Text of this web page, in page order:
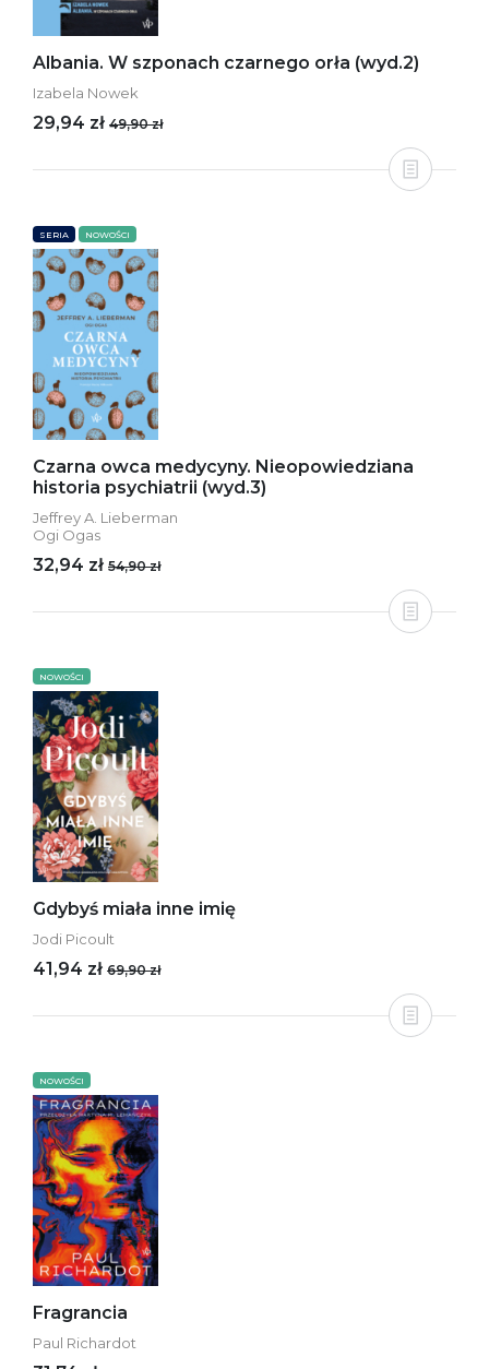
Albania. W szponach czarnego orła (wyd.2)
Izabela Nowek
29,94 zł 49,90 zł
SERIA NOWOŚCI
Czarna owca medycyny. Nieopowiedziana
historia psychiatrii (wyd.3)
Jeffrey A. Lieberman
Ogi Ogas
32,94 zł 54,90 zł
NOWOŚCI
Gdybyś miała inne imię
Jodi Picoult
41,94 zł 69,90 zł
NOWOŚCI
Fragrancia
Paul Richardot